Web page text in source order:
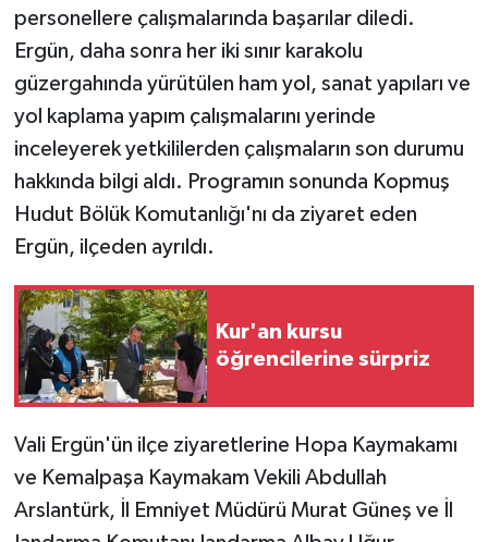
personellere çalışmalarında başarılar diledi.
Ergün, daha sonra her iki sınır karakolu
güzergahında yürütülen ham yol, sanat yapıları ve
yol kaplama yapım çalışmalarını yerinde
inceleyerek yetkililerden çalışmaların son durumu
hakkında bilgi aldı. Programın sonunda Kopmuş
Hudut Bölük Komutanlığı'nı da ziyaret eden
Ergün, ilçeden ayrıldı.
Kur'an kursu
öğrencilerine sürpriz
Vali Ergün'ün ilçe ziyaretlerine Hopa Kaymakamı
ve Kemalpaşa Kaymakam Vekili Abdullah
Arslantürk, İl Emniyet Müdürü Murat Güneş ve İl
MAGAZİN
Otomobil
Sağlık
SİYASET
SPOR HABERLERİ
TEKNOLOJİ
Turizm
ÜLKE GÜNDEMİ
YAŞAM